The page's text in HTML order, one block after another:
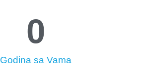
Godina sa Vama
0